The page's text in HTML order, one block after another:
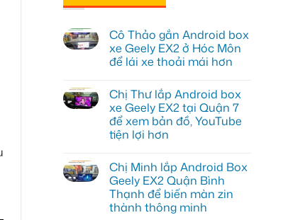
Cô Thảo gắn Android box
xe Geely EX2 ở Hóc Môn
để lái xe thoải mái hơn
bình
luận
ở
Cô
Thảo
gắn
xe
Geely
EX2
Hóc
Môn
Chị Thư lắp Android box
xe Geely EX2 tại Quận 7
để xem bản đồ, YouTube
tiện lợi hơn
bình
luận
ở
Chị
Thư
lắp
Chị Minh lắp Android Box
Geely EX2 Quận Bình
Thạnh để biến màn zin
thành thông minh